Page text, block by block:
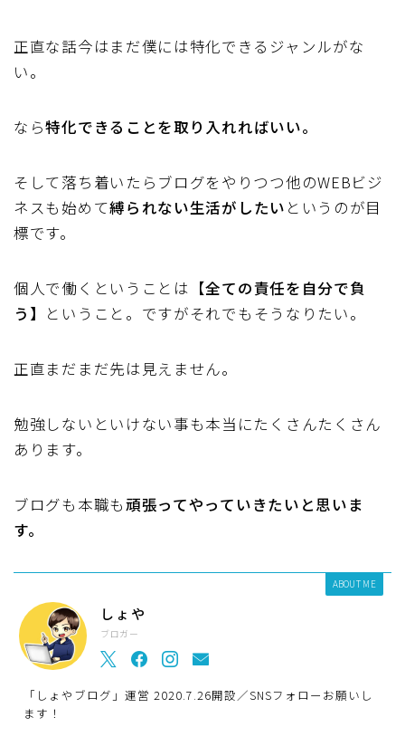
正直な話今はまだ僕には特化できるジャンルがな
い。
なら特化できることを取り入れればいい。
そして落ち着いたらブログをやりつつ他のWEBビジ
ネスも始めて縛られない生活がしたい というのが目
標です。
個人で働くということは【全ての責任を自分で負
う】 ということ。ですがそれでもそうなりたい。
正直まだまだ先は見えません。
勉強しないといけない事も本当にたくさんたくさん
あります。
ブログも本職も頑張ってやっていきたいと思いま
す。
ABOUT ME
しょや
ブロガー
「しょやブログ」運営 2020.7.26開設／SNSフォローお願いし
ます！